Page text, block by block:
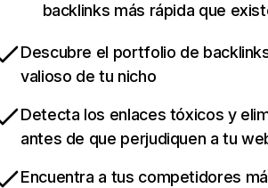
backlinks más rápida que
Descubre el portfolio de
valioso de tu nicho
Detecta los enlaces tóxicos y
antes de que perjudiquen a tu
Encuentra a tus competidores